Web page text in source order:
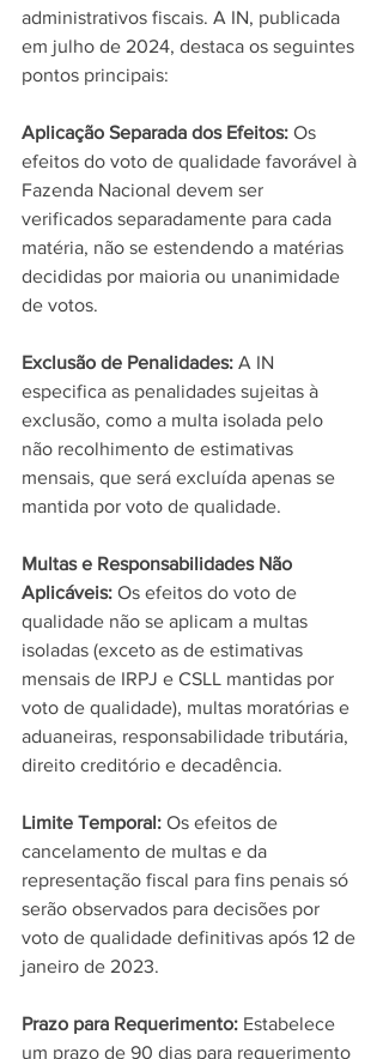
administrativos fiscais. A IN, publicada
em julho de 2024, destaca os seguintes
pontos principais:
Aplicação Separada dos Efeitos: Os
efeitos do voto de qualidade favorável à
Fazenda Nacional devem ser
verificados separadamente para cada
matéria, não se estendendo a matérias
decididas por maioria ou unanimidade
de votos.
Exclusão de Penalidades: A IN
especifica as penalidades sujeitas à
exclusão, como a multa isolada pelo
não recolhimento de estimativas
mensais, que será excluída apenas se
mantida por voto de qualidade.
Multas e Responsabilidades Não
Aplicáveis: Os efeitos do voto de
qualidade não se aplicam a multas
isoladas (exceto as de estimativas
mensais de IRPJ e CSLL mantidas por
voto de qualidade), multas moratórias e
aduaneiras, responsabilidade tributária,
direito creditório e decadência.
Limite Temporal: Os efeitos de
cancelamento de multas e da
representação fiscal para fins penais só
serão observados para decisões por
voto de qualidade definitivas após 12 de
janeiro de 2023.
Prazo para Requerimento: Estabelece
um prazo de 90 dias para requerimento